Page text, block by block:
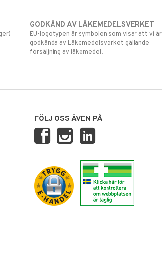
GODKÄND AV LÄKEMEDELSVERKET
EU-logotypen är symbolen som visar att vi är
godkända av Läkemedelsverket gällande
försäljning av läkemedel.
FÖLJ OSS ÄVEN PÅ